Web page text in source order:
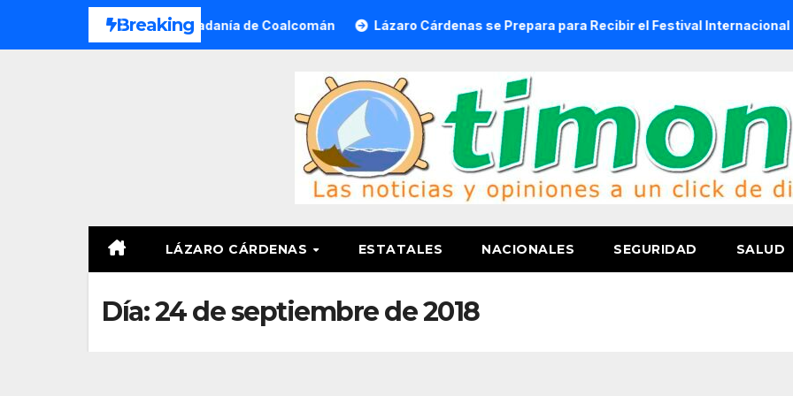
Breaking
a Víctimas y Ciudadanía de Coalcomán Lázaro Cárdenas se Prepara para Recibir el Festival Internacional de la
LÁZARO CÁRDENAS ESTATALES NACIONALES SEGURIDAD SALUD
Día:24 de septiembre de 2018